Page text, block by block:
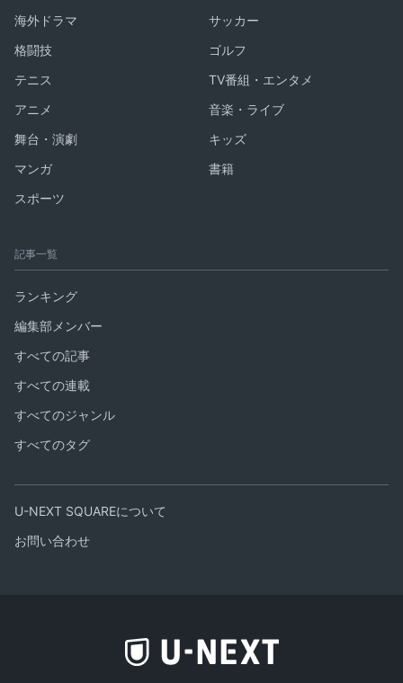
海外ドラマ
サッカー
格闘技
ゴルフ
テニス
TV番組・エンタメ
アニメ
音楽・ライブ
舞台・演劇
キッズ
マンガ
書籍
スポーツ
記事一覧
ランキング
編集部メンバー
すべての記事
すべての連載
すべてのジャンル
すべてのタグ
U-NEXT SQUAREについて
お問い合わせ